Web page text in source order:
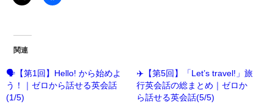
関連
🗣️【第1回】Hello! から始めよ
う！｜ゼロから話せる英会話
(1/5)
✈️【第5回】「Let’s travel!」旅
行英会話の総まとめ｜ゼロか
ら話せる英会話(5/5)